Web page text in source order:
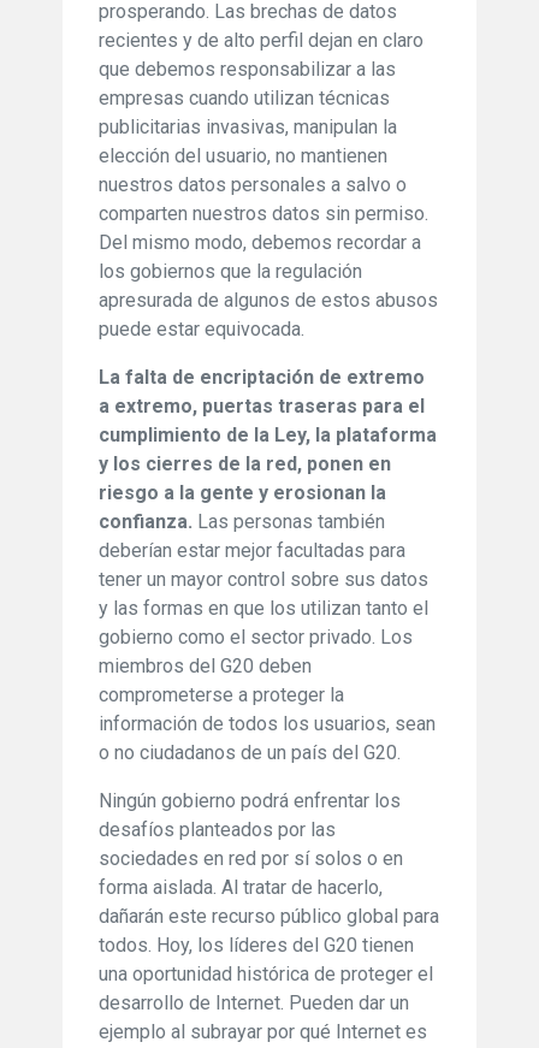
prosperando. Las brechas de datos
recientes y de alto perfil dejan en claro
que debemos responsabilizar a las
empresas cuando utilizan técnicas
publicitarias invasivas, manipulan la
elección del usuario, no mantienen
nuestros datos personales a salvo o
comparten nuestros datos sin permiso.
Del mismo modo, debemos recordar a
los gobiernos que la regulación
apresurada de algunos de estos abusos
puede estar equivocada.
La falta de encriptación de extremo
a extremo, puertas traseras para el
cumplimiento de la Ley, la plataforma
y los cierres de la red, ponen en
riesgo a la gente y erosionan la
confianza. Las personas también
deberían estar mejor facultadas para
tener un mayor control sobre sus datos
y las formas en que los utilizan tanto el
gobierno como el sector privado. Los
miembros del G20 deben
comprometerse a proteger la
información de todos los usuarios, sean
o no ciudadanos de un país del G20.
Ningún gobierno podrá enfrentar los
desafíos planteados por las
sociedades en red por sí solos o en
forma aislada. Al tratar de hacerlo,
dañarán este recurso público global para
todos. Hoy, los líderes del G20 tienen
una oportunidad histórica de proteger el
desarrollo de Internet. Pueden dar un
ejemplo al subrayar por qué Internet es